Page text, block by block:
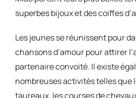
superbes bijoux et des coiffes
Les jeunes se réunissent pour
chansons d’amour pour attirer
partenaire convoité. Il existe
nombreuses activités telles que
taureaux, les courses de